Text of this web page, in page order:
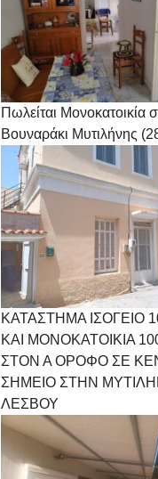
Πωλείται Μονοκατοικία
Βουναράκι Μυτιλήνης
ΚΑΤΑΣΤΗΜΑ ΙΣΟΓΕΙΟ
ΚΑΙ ΜΟΝΟΚΑΤΟΙΚΙΑ
ΣΤΟΝ Α ΟΡΟΦΟ ΣΕ
ΣΗΜΕΙΟ ΣΤΗΝ
ΛΕΣΒΟΥ